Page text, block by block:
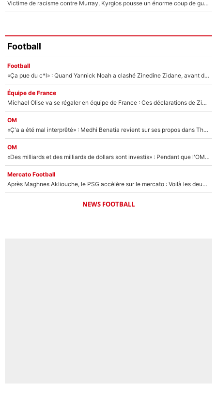
Victime de racisme contre Murray, Kyrgios pousse un énorme coup de gueule !
Football
Football
«Ça pue du c*l» : Quand Yannick Noah a clashé Zinedine Zidane, avant de se faire recadrer par le nouveau sélectionneur de l'équipe de France !
Équipe de France
Michael Olise va se régaler en équipe de France : Ces déclarations de Zinedine Zidane qui prouvent qu'il va tout miser sur la star du Bayern Munich !
OM
«Ç'a a été mal interprêté» : Medhi Benatia revient sur ses propos dans The Bridge et précise ses conditions pour rejoindre le PSG !
OM
«Des milliards et des milliards de dollars sont investis» : Pendant que l'OM est en pleine crise financière, Frank McCourt lance un nouveau projet à 260M€ !
Mercato Football
Après Maghnes Akliouche, le PSG accèlère sur le mercato : Voilà les deux nouvelles recrues qui vont signer la semaine prochaine ?
NEWS FOOTBALL